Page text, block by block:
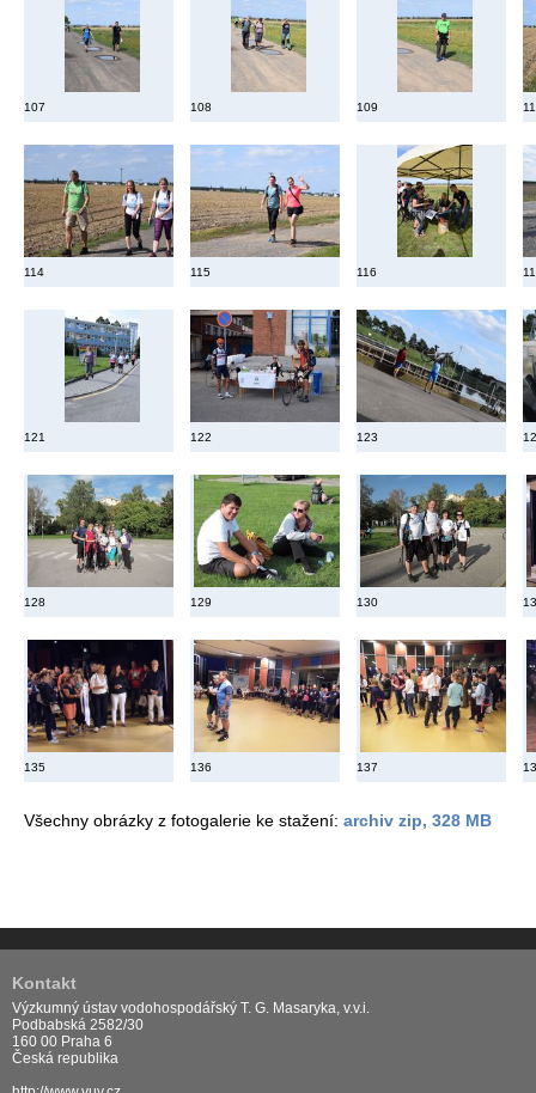
107 108 109
114 115 116
121 122 123
128 129 130
135 136 137
Všechny obrázky z fotogalerie ke stažení: archiv zip, 328 MB
Kontakt
Výzkumný ústav vodohospodářský T. G. Masaryka, v.v.i.
Podbabská 2582/30
160 00 Praha 6
Česká republika